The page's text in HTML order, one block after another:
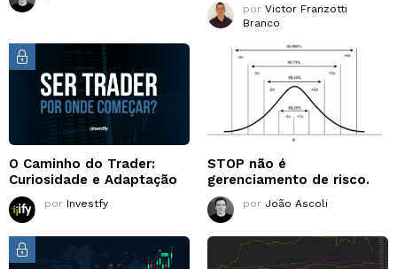
por Victor Franzotti
Branco
O Caminho do Trader:
Curiosidade e Adaptação
por Investfy
STOP não é
gerenciamento de risco.
por João Ascoli